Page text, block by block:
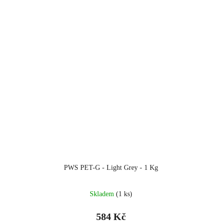
PWS PET-G - Light Grey - 1 Kg
Skladem (1 ks)
584 Kč